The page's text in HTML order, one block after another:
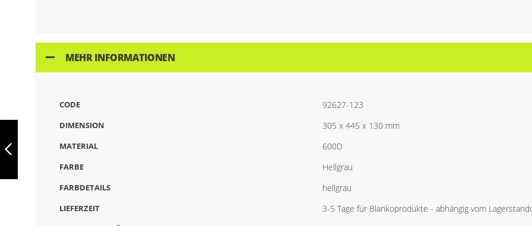
ROCCO, LAPTOP-
SCHWARZ, 92626-
MEHR INFORMATIONEN
CODE 92627-123
DIMENSION 305 x 445 x 130 mm
MATERIAL 600D
FARBE Hellgrau
FARBDETAILS hellgrau
LIEFERZEIT 3-5 Tage für Blankoprodukte - abhängig vom